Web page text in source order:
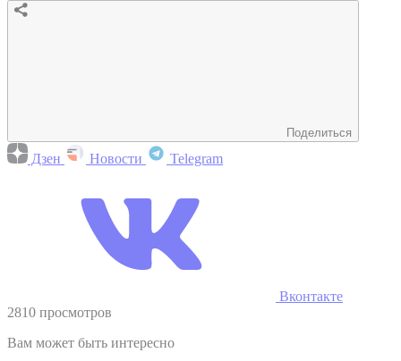
Поделиться
Дзен Новости Telegram
Вконтакте
2810 просмотров
Вам может быть интересно